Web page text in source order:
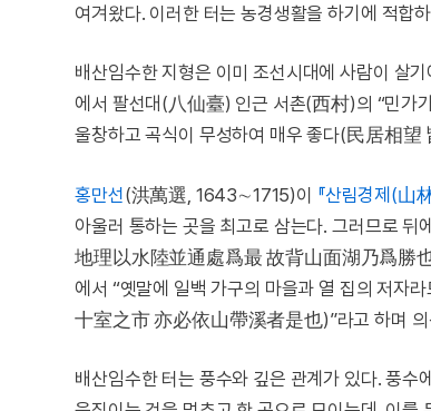
여겨왔다. 이러한 터는 농경생활을 하기에 적합
배산임수한 지형은 이미 조선시대에 사람이 살
에서 팔선대(八仙臺) 인근 서촌(西村)의 “민가
울창하고 곡식이 무성하여 매우 좋다(民居相
홍만선(洪萬選, 1643∼1715)이 『산림경제(山
아울러 통하는 곳을 최고로 삼는다. 그러므로
地理以水陸並通處爲最 故背山面湖乃爲勝也
에서 “옛말에 일백 가구의 마을과 열 집의 저자
十室之市 亦必依山帶溪者是也)”라고 하며 의
배산임수한 터는 풍수와 깊은 관계가 있다. 풍